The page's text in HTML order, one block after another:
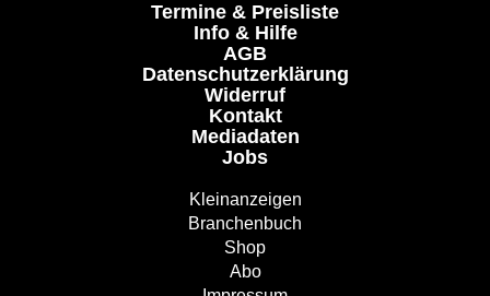
Termine & Preisliste
Info & Hilfe
AGB
Datenschutzerklärung
Widerruf
Kontakt
Mediadaten
Jobs
Kleinanzeigen
Branchenbuch
Shop
Abo